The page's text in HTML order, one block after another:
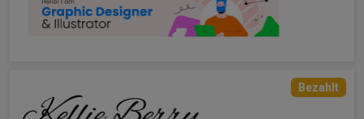
Bezahlt